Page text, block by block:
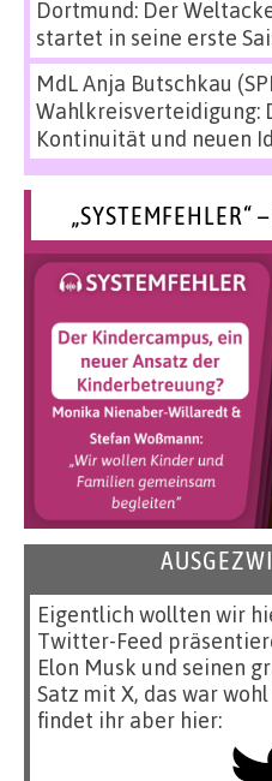
Dortmund: Der
startet in seine erste
MdL Anja Butschkau
Wahlkreisverteidigung:
Kontinuität und neuen
„SYSTEMFEHLER“
Eigentlich wollten wir
Twitter-Feed
Elon Musk und seinen
Satz mit X, das war
findet ihr aber hier: